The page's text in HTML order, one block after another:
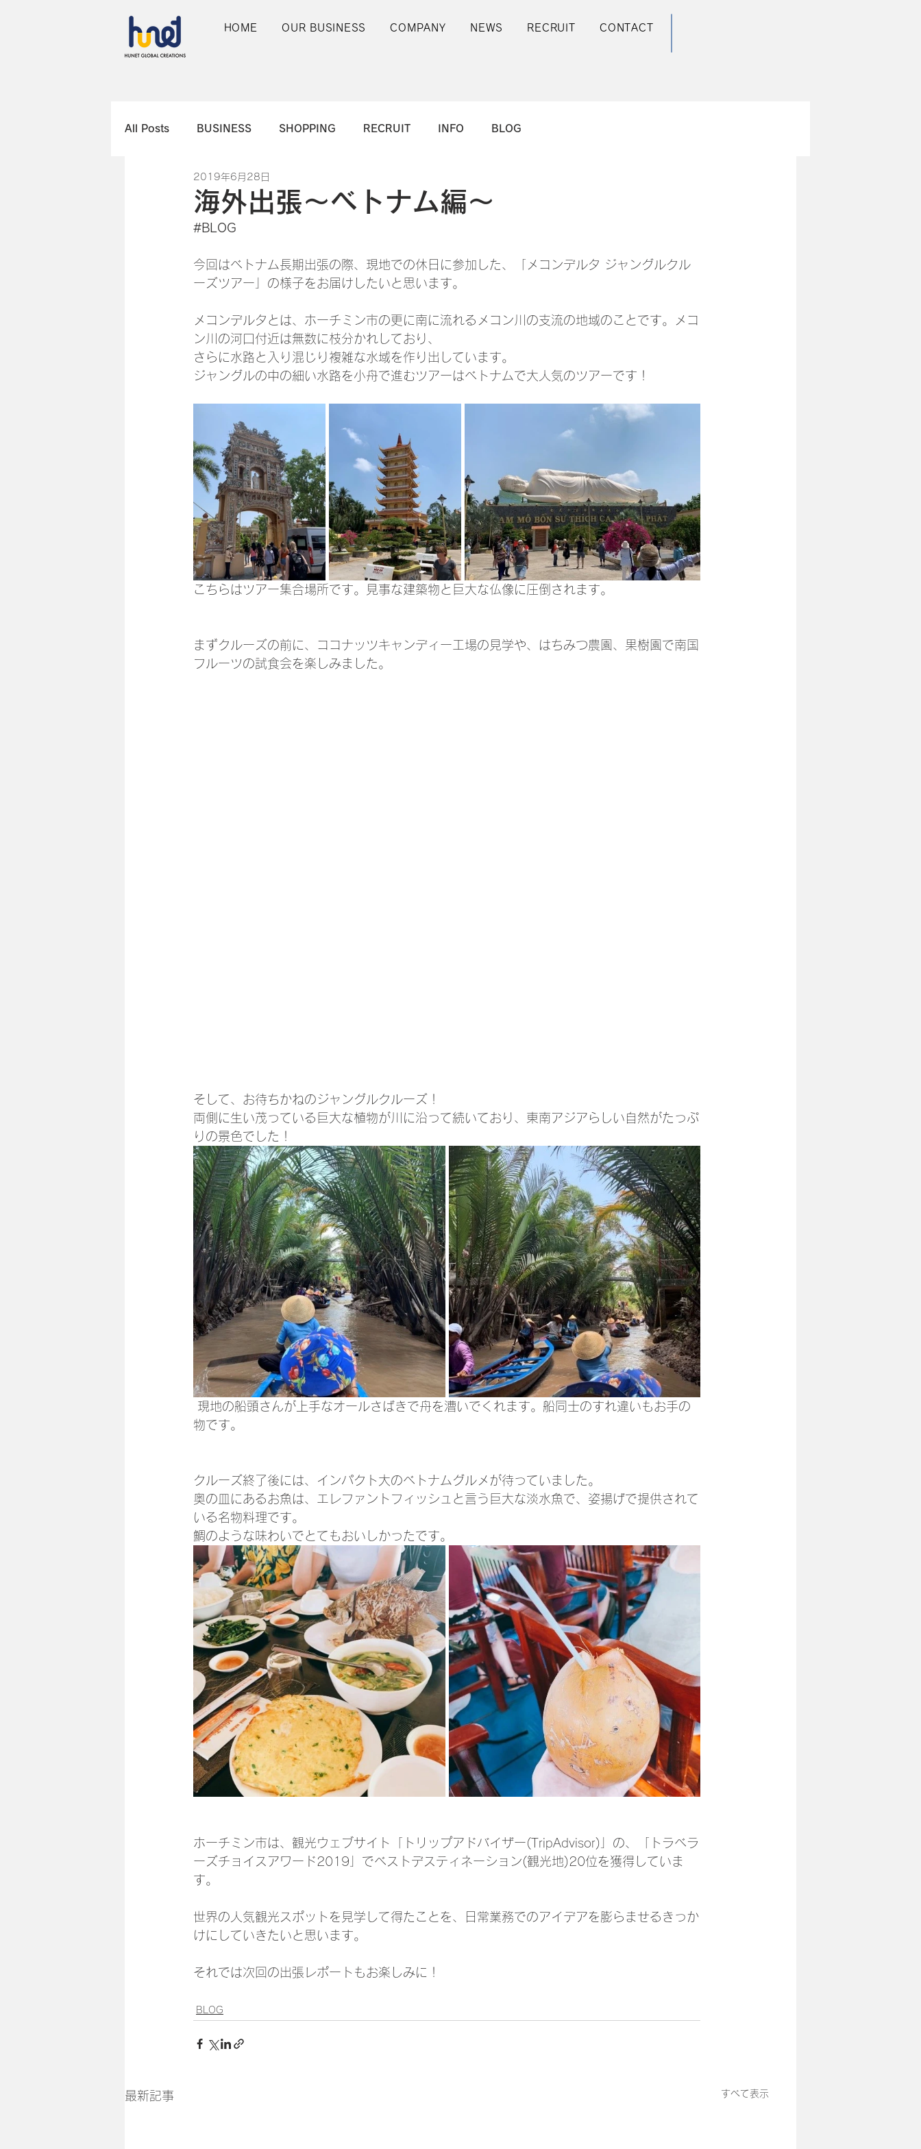
HOME OUR BUSINESS COMPANY NEWS RECRUIT CONTACT
All Posts BUSINESS SHOPPING RECRUIT INFO BLOG
海外出張～ベトナム編～
2019年6月28日
#BLOG
今回はベトナム長期出張の際、現地での休日に参加した、「メコンデルタ ジャングルクル
ーズツアー」の様子をお届けしたいと思います。
メコンデルタとは、ホーチミン市の更に南に流れるメコン川の支流の地域のことです。メコ
ン川の河口付近は無数に枝分かれしており、
さらに水路と入り混じり複雑な水域を作り出しています。
ジャングルの中の細い水路を小舟で進むツアーはベトナムで大人気のツアーです！
こちらはツアー集合場所です。見事な建築物と巨大な仏像に圧倒されます。
まずクルーズの前に、ココナッツキャンディー工場の見学や、はちみつ農園、果樹園で南国
フルーツの試食会を楽しみました。
そして、お待ちかねのジャングルクルーズ！
両側に生い茂っている巨大な植物が川に沿って続いており、東南アジアらしい自然がたっぷ
りの景色でした！
物です。
クルーズ終了後には、インパクト大のベトナムグルメが待っていました。
奥の皿にあるお魚は、エレファントフィッシュと言う巨大な淡水魚で、姿揚げで提供されて
いる名物料理です。
鯛のような味わいでとてもおいしかったです。
ホーチミン市は、観光ウェブサイト「トリップアドバイザー(TripAdvisor)」の、「トラベラ
ーズチョイスアワード2019」でベストデスティネーション(観光地)20位を獲得していま
す。
世界の人気観光スポットを見学して得たことを、日常業務でのアイデアを膨らませるきっか
けにしていきたいと思います。
それでは次回の出張レポートもお楽しみに！
BLOG
最新記事 すべて表示